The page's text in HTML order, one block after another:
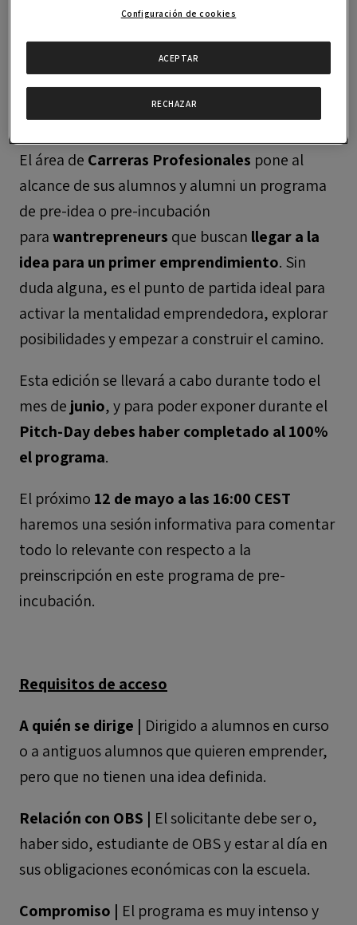
El área de Carreras Profesionales pone al
alcance de sus alumnos y alumni un programa
de pre-idea o pre-incubación
parawantrepreneurs que buscan llegar a la
idea para un primer emprendimiento. Sin
duda alguna, es el punto de partida ideal para
activar la mentalidad emprendedora, explorar
posibilidades y empezar a construir el camino.
Esta edición se llevará a cabo durante todo el
mes de junio, y para poder exponer durante el
Pitch-Day debes haber completado al 100%
el programa.
El próximo 12 de mayo a las 16:00 CEST
haremos una sesión informativa para comentar
todo lo relevante con respecto a la
preinscripción en este programa de pre-
incubación.
Requisitos de acceso
A quién se dirige | Dirigido a alumnos en curso
o a antiguos alumnos que quieren emprender,
pero que no tienen una idea definida.
Relación con OBS | El solicitante debe ser o,
haber sido, estudiante de OBS y estar al día en
sus obligaciones económicas con la escuela.
Compromiso | El programa es muy intenso y
carrerasprofesionales@obsbusiness.school
Configuración de cookies
RECHAZAR
ACEPTAR